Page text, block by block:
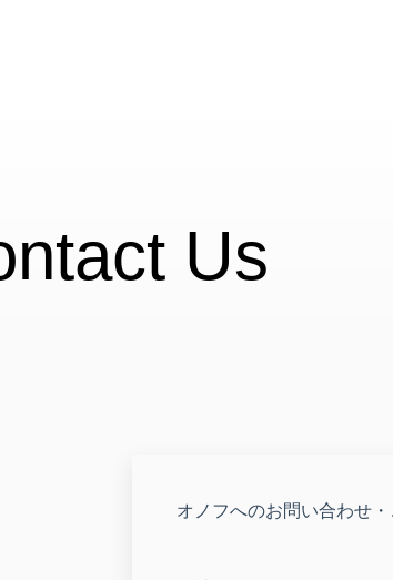
Us
オノフへのお問い合わせ